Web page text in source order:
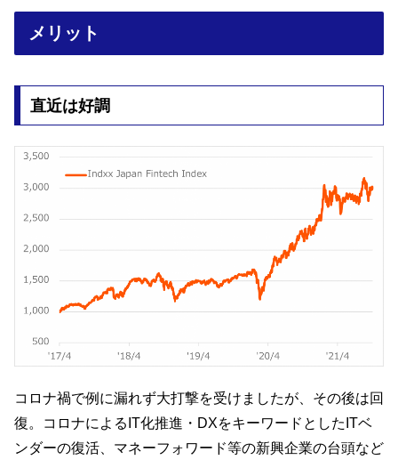
メリット
直近は好調
コロナ禍で例に漏れず大打撃を受けましたが、その後は回
復。コロナによるIT化推進・DXをキーワードとしたITベ
ンダーの復活、マネーフォワード等の新興企業の台頭など